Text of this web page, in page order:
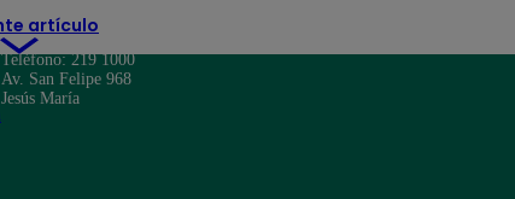
artículo
Teléfono: 219 1000
Av. San Felipe 968
Jesús María